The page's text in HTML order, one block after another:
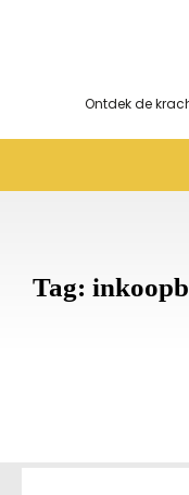
Ontdek de
Tag: